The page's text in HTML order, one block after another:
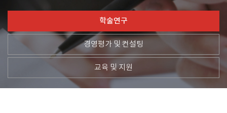
학술연구
경영평가 및 컨설팅
교육 및 지원